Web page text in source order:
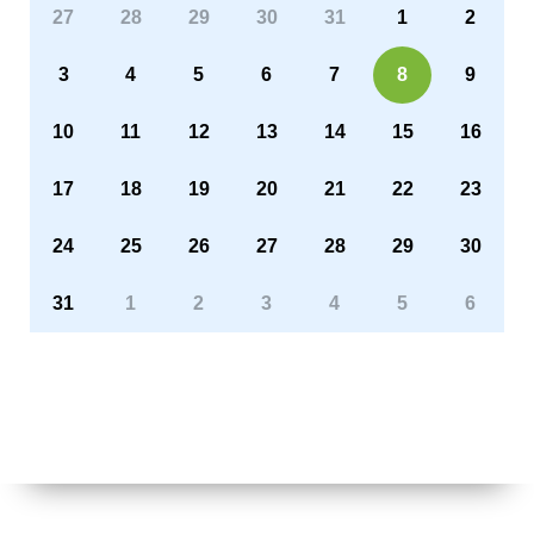
27 28 29 30 31 1 2
3 4 5 6 7 8 9
10 11 12 13 14 15 16
17 18 19 20 21 22 23
24 25 26 27 28 29 30
31 1 2 3 4 5 6